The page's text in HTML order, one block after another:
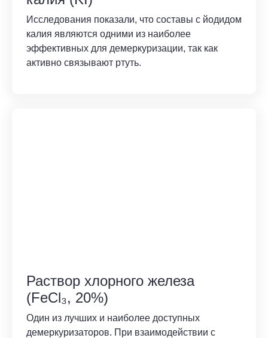
Исследования показали, что составы с йодидом
калия являются одними из наиболее
эффективных для демеркуризации, так как
активно связывают ртуть.
Раствор хлорного железа
(FeCl₃, 20%)
Один из лучших и наиболее доступных
демеркуризаторов. При взаимодействии с